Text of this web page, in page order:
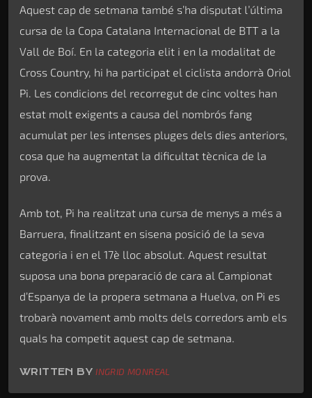
Aquest cap de setmana també s’ha disputat l’última
cursa de la Copa Catalana Internacional de BTT a la
Vall de Boí. En la categoria elit i en la modalitat de
Cross Country, hi ha participat el ciclista andorrà Oriol
Pi. Les condicions del recorregut de cinc voltes han
estat molt exigents a causa del nombrós fang
acumulat per les intenses pluges dels dies anteriors,
cosa que ha augmentat la dificultat tècnica de la
prova.
Amb tot, Pi ha realitzat una cursa de menys a més a
Barruera, finalitzant en sisena posició de la seva
categoria i en el 17è lloc absolut. Aquest resultat
suposa una bona preparació de cara al Campionat
d’Espanya de la propera setmana a Huelva, on Pi es
trobarà novament amb molts dels corredors amb els
quals ha competit aquest cap de setmana.
WRITTEN BYINGRID MONREAL